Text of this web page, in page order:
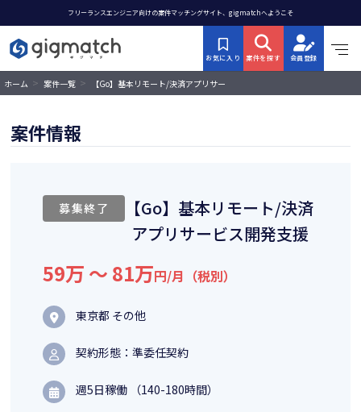
フリーランスエンジニア向けの案件マッチングサイト、gigmatchへようこそ
お気に入り 案件を探す 会員登録
ホーム > 案件一覧 >
【Go】基本リモート/決済アプリサー
案件情報
募集終了
【Go】基本リモート/決済
アプリサービス開発支援
59万 〜 81万円/月（税別）
東京都 その他
契約形態：準委任契約
週5日稼働 （140-180時間）